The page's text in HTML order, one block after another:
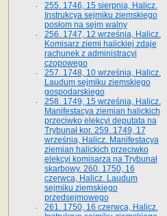
255. 1746, 15 sierpnia, Halicz.
Instrukcya sejmiku ziemskiego
posłom na sejm walny
256. 1747, 12 września, Halicz.
Komisarz ziemi halickiej zdaje
rachunek z administracyi
czopowego
257. 1748, 10 września, Halicz.
Laudum sejmiku ziemskiego
gospodarskiego
258. 1749, 15 września, Halicz.
Manifestacya ziemian halickich
przeciwko elekcyi deputata na
Trybunał kor. 259. 1749, 17
września, Halicz. Manifestacya
ziemian halickich przeciwko
elekcyi komisarza na Trybunał
skarbowy. 260. 1750, 16
czerwca, Halicz. Laudum
sejmiku ziemskiego
przedsejmowego
261. 1750, 16 czerwca, Halicz.